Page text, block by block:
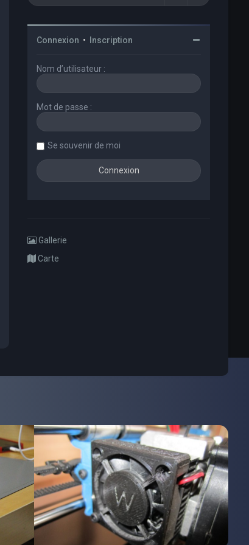
Connexion • Inscription
Nom d’utilisateur :
Mot de passe :
Se souvenir de moi
Gallerie
Carte